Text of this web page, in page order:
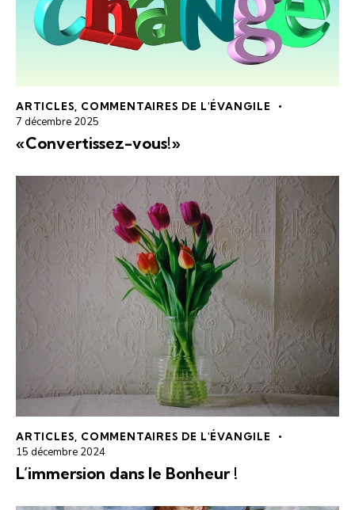
ARTICLES COMMENTAIRES DE L'ÉVANGILE
7 décembre 2025
«Convertissez-vous!»
ARTICLES, COMMENTAIRES DE L'ÉVANGILE
15 décembre 2024
L’immersion dans le Bonheur !